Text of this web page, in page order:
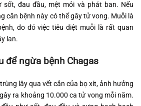
đau đầu, mệt mỏi và phát ban. Nếu
căn bệnh này có thể gây tử vong. Muỗi là
do đó việc tiêu diệt muỗi là rất quan
lan.
để ngừa bệnh Chagas
lây qua vết cắn của bọ xít, ảnh hưởng
ra khoảng 10.000 ca tử vong mỗi năm.